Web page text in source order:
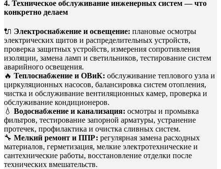
4. Техническое обслуживание инженерных систем — что
конкретно делаем
🔌 Электроснабжение и освещение: плановые осмотры
электрических щитов и распределительных устройств,
проверка защитных устройств, измерения сопротивления
изоляции, замена ламп и светильников, тестирование систем
аварийного освещения.
🔥 Теплоснабжение и ОВиК: обслуживание теплового узла и
циркуляционных насосов, балансировка систем отопления,
чистка и обслуживание вентиляционных камер, проверка и
обслуживание кондиционеров.
💧 Водоснабжение и канализация: осмотры и промывка
фильтров, тестирование запорной арматуры, устранение
протечек, профилактика и очистка сливных систем.
🔧 Мелкий ремонт и ППР: регулярная замена расходных
материалов, герметизация, мелкие электротехнические и
сантехнические работы, восстановление отделки после
технических вмешательств.